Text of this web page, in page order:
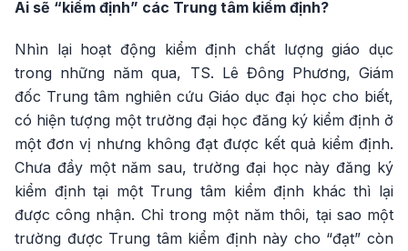
Ai sẽ “kiểm định” các Trung tâm kiểm định?
Nhìn lại hoạt động kiểm định chất lượng giáo dục
trong những năm qua, TS. Lê Đông Phương, Giám
đốc Trung tâm nghiên cứu Giáo dục đại học cho biết,
có hiện tượng một trường đại học đăng ký kiểm định ở
một đơn vị nhưng không đạt được kết quả kiểm định.
Chưa đầy một năm sau, trường đại học này đăng ký
kiểm định tại một Trung tâm kiểm định khác thì lại
được công nhận. Chỉ trong một năm thôi, tại sao một
trường được Trung tâm kiểm định này cho “đạt” còn